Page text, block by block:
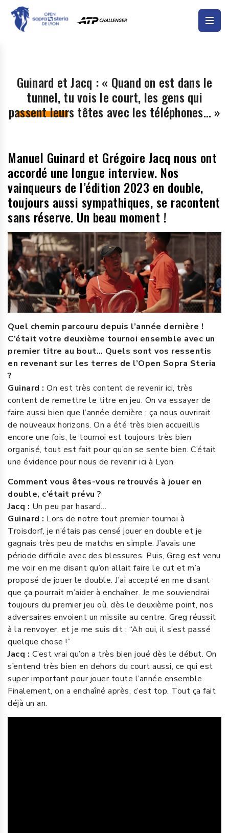
Guinard et Jacq : « Quand on est dans le
tunnel, tu vois le court, les gens qui
passent leurs têtes avec les téléphones… »
Manuel Guinard et Grégoire Jacq nous ont
accordé une longue interview. Nos
vainqueurs de l’édition 2023 en double,
toujours aussi sympathiques, se racontent
sans réserve. Un beau moment !
Quel chemin parcouru depuis l’année dernière !
C’était votre deuxième tournoi ensemble avec un
premier titre au bout… Quels sont vos ressentis
en revenant sur les terres de l’Open Sopra Steria
?
Guinard : On est très content de revenir ici, très
content de remettre le titre en jeu. On va essayer de
faire aussi bien que l’année dernière ; ça nous ouvrirait
de nouveaux horizons. On a été très bien accueillis
encore une fois, le tournoi est toujours très bien
organisé, tout est fait pour qu’on se sente bien. C’était
une évidence pour nous de revenir ici à Lyon.
Comment vous êtes-vous retrouvés à jouer en
double, c’était prévu ?
Jacq : Un peu par hasard…
Guinard : Lors de notre tout premier tournoi à
Troisdorf, je n’étais pas censé jouer en double et je
gagnais très peu de matchs en simple. J’avais une
période difficile avec des blessures. Puis, Greg est venu
me voir en me disant qu’on allait faire le cut et m’a
proposé de jouer le double. J’ai accepté en me disant
que ça pourrait m’aider à enchaîner. Je me souviendrai
toujours du premier jeu où, dès le deuxième point, nos
adversaires envoient un missile au centre. Greg réussit
à la renvoyer, et je me suis dit : “Ah oui, il s’est passé
quelque chose !”
Jacq : C’est vrai qu’on a très bien joué dès le début. On
s’entend très bien en dehors du court aussi, ce qui est
super important pour jouer toute l’année ensemble.
Finalement, on a enchaîné après, c’est top. Tout ça fait
déjà un an.